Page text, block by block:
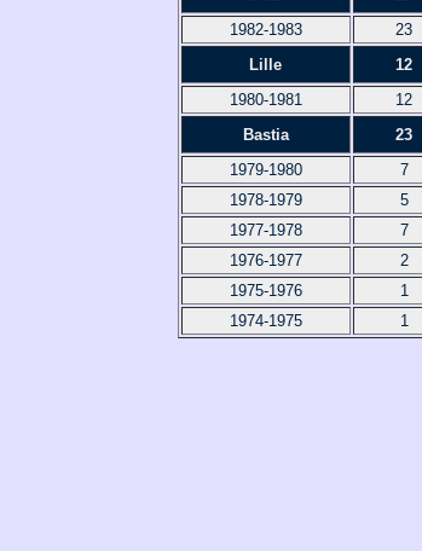
1982-1983
23
Lille
12
1980-1981
12
Bastia
23
1979-1980
7
1978-1979
5
1977-1978
7
1976-1977
2
1975-1976
1
1974-1975
1